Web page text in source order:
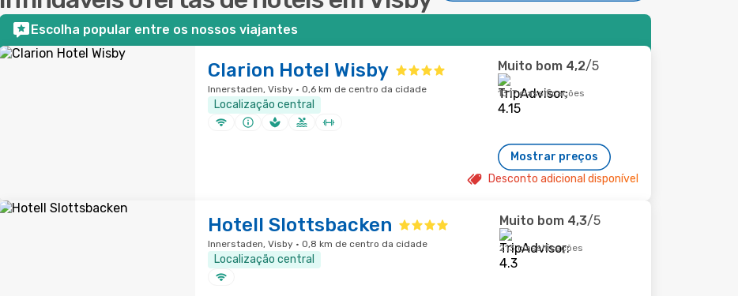
Escolha popular entre os nossos viajantes
Clarion Hotel Wisby
Innerstaden, Visby · 0,6 km de centro da cidade
Localização central
Muito bom 4,2/5
1317 classificações
Mostrar preços
Desconto adicional disponível
Hotell Slottsbacken
Innerstaden, Visby · 0,8 km de centro da cidade
Localização central
Muito bom 4,3/5
213 classificações